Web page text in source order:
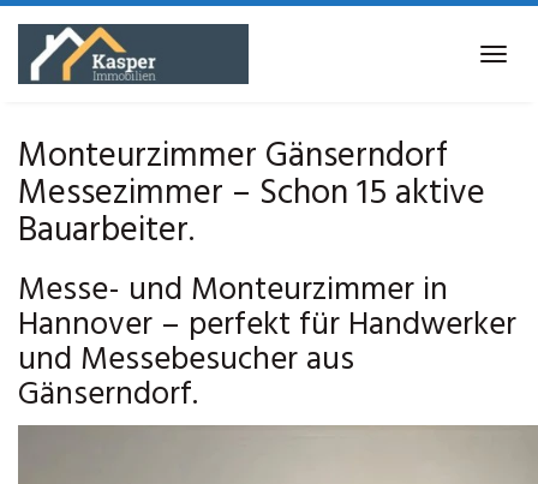
Skip
main
Monteurzimmer Gänserndorf
Messezimmer – Schon 15 aktive
Bauarbeiter.
Messe- und Monteurzimmer in
Hannover – perfekt für Handwerker
und Messebesucher aus
Gänserndorf.